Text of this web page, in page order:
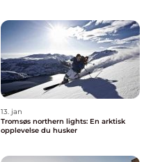
13. jan
Tromsøs northern lights: En arktisk
opplevelse du husker